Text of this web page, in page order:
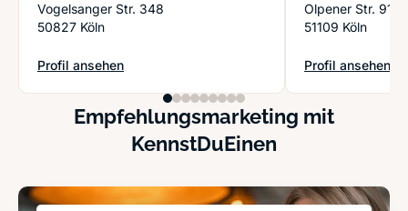
Vogelsanger Str. 348
50827 Köln
Profil ansehen
: Michels Raumideen GmbH
Olpener Str. 912
51109 Köln
Profil ansehen
: Besser-Parkett
Empfehlungsmarketing mit
KennstDuEinen